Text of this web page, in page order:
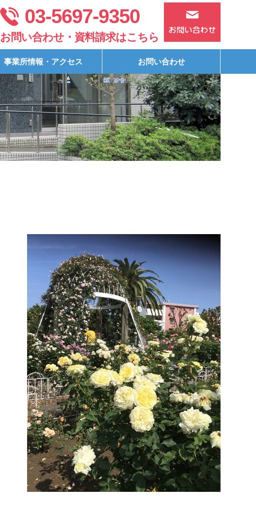
03-5697-9350
お問い合わせ・資料請求はこちら
事業所情報・アクセス お問い合わせ